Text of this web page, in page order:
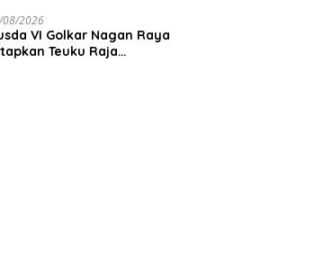
08/2026
VI Golkar Nagan Raya
Teuku Raja